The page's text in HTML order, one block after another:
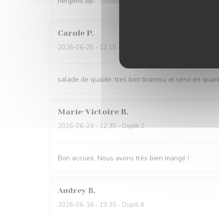
Carole P
2026-06-25 - 12:15 - Ospiti 2
salade de qualité, tres bon tiramisu et servi en
Marie-Victoire B
2026-06-24 - 12:30 - Ospiti 2
Bon accueil. Nous avons très bien mangé !
Audrey B
2026-06-16 - 19:30 - Ospiti 4